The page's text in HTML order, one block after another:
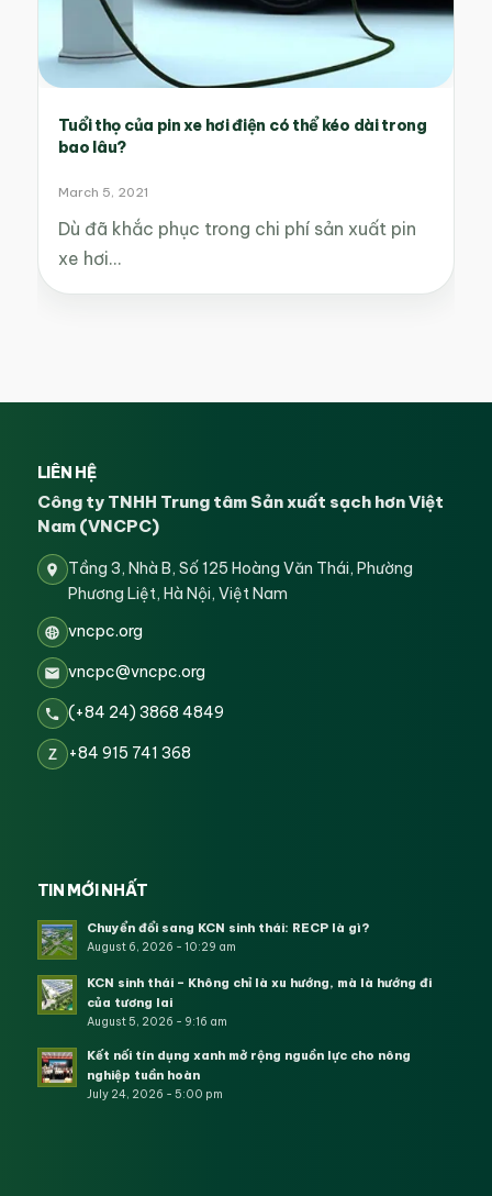
Tuổi thọ của pin xe hơi điện có thể kéo dài trong
bao lâu?
March 5, 2021
Dù đã khắc phục trong chi phí sản xuất pin
xe hơi…
LIÊN HỆ
Công ty TNHH Trung tâm Sản xuất sạch hơn Việt
Nam (VNCPC)
Tầng 3, Nhà B, Số 125 Hoàng Văn Thái, Phường
Phương Liệt, Hà Nội, Việt Nam
vncpc.org
vncpc@vncpc.org
(+84 24) 3868 4849
Z +84 915 741 368
TIN MỚI NHẤT
Chuyển đổi sang KCN sinh thái: RECP là gì?
August 6, 2026 - 10:29 am
KCN sinh thái – Không chỉ là xu hướng, mà là hướng đi
của tương lai
August 5, 2026 - 9:16 am
Kết nối tín dụng xanh mở rộng nguồn lực cho nông
nghiệp tuần hoàn
July 24, 2026 - 5:00 pm